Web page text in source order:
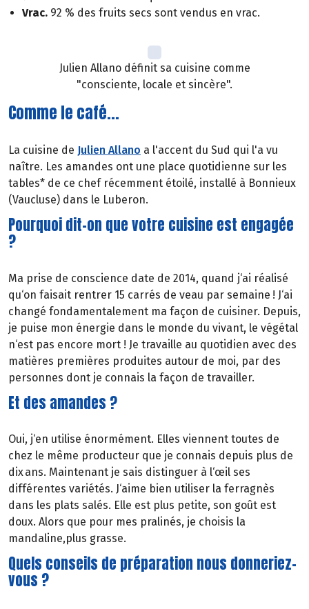
Vrac. 92 % des fruits secs sont vendus en vrac.
Julien Allano définit sa cuisine comme
"consciente, locale et sincère".
Comme le café...
La cuisine de Julien Allano a l'accent du Sud qui l'a vu
naître. Les amandes ont une place quotidienne sur les
tables* de ce chef récemment étoilé, installé à Bonnieux
(Vaucluse) dans le Luberon.
Pourquoi dit-on que votre cuisine est engagée
?
Ma prise de conscience date de 2014, quand j‘ai réalisé
qu‘on faisait rentrer 15 carrés de veau par semaine ! J‘ai
changé fondamentalement ma façon de cuisiner. Depuis,
je puise mon énergie dans le monde du vivant, le végétal
n‘est pas encore mort ! Je travaille au quotidien avec des
matières premières produites autour de moi, par des
personnes dont je connais la façon de travailler.
Et des amandes ?
Oui, j‘en utilise énormément. Elles viennent toutes de
chez le même producteur que je connais depuis plus de
dix ans. Maintenant je sais distinguer à l‘œil ses
différentes variétés. J‘aime bien utiliser la ferragnès
dans les plats salés. Elle est plus petite, son goût est
doux. Alors que pour mes pralinés, je choisis la
mandaline,plus grasse.
Quels conseils de préparation nous donneriez-
vous ?